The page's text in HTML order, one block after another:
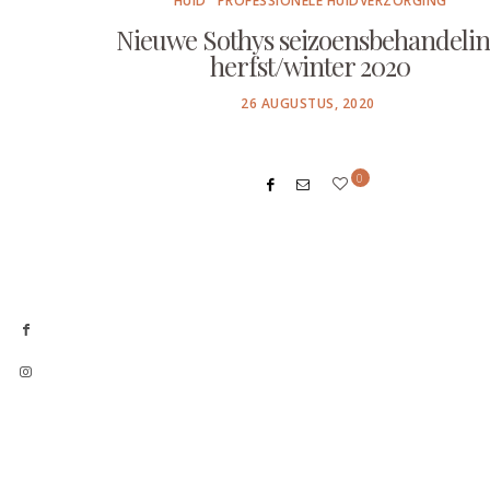
Nieuwe Sothys
herfst/winter 2020
POSTED
26 AUGUSTUS, 2020
0